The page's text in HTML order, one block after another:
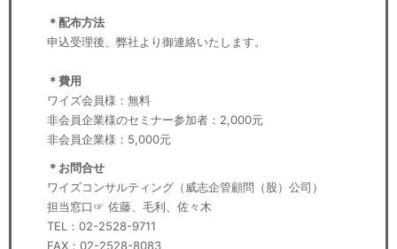
＊配布方法
申込受理後、弊社より御連絡いたします。
＊費用
ワイズ会員様：無料
非会員企業様のセミナー参加者：2,000元
非会員企業様：5,000元
＊お問合せ
ワイズコンサルティング（威志企管顧問（股）公司）
担当窓口☞ 佐藤、毛利、佐々木
TEL：02-2528-9711
FAX：02-2528-8083